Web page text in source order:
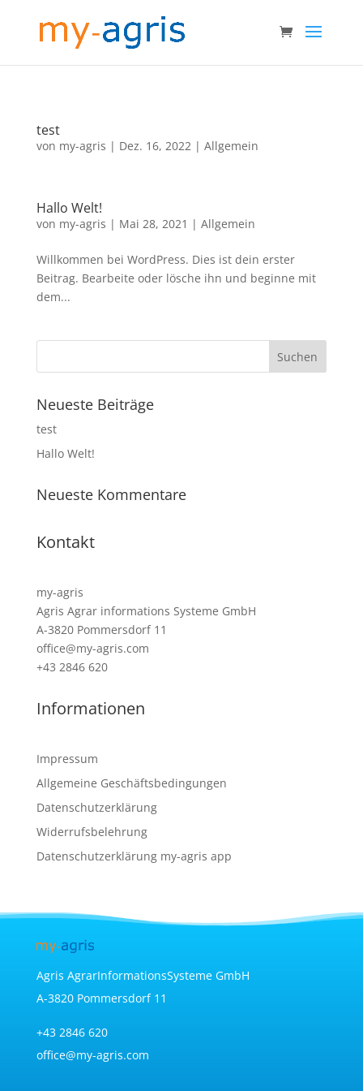
test
von my-agris | Dez. 16, 2022| Allgemein
Hallo Welt!
von my-agris | Mai 28, 2021 | Allgemein
Willkommen bei WordPress. Dies ist dein erster
Beitrag. Bearbeite oder lösche ihn und beginne mit
dem...
Neueste Beiträge
test
Hallo Welt!
Neueste Kommentare
Kontakt
my-agris
Agris Agrar informations Systeme GmbH
A-3820 Pommersdorf 11
office@my-agris.com
+43 2846 620
Informationen
Impressum
Allgemeine Geschäftsbedingungen
Datenschutzerklärung
Widerrufsbelehrung
Datenschutzerklärung my-agris app
Agris AgrarInformationsSysteme GmbH
A-3820 Pommersdorf 11
+43 2846 620
office@my-agris.com